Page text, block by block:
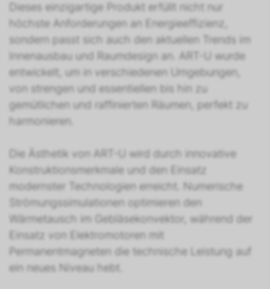
Dieses einzigartige Produkt erfüllt nicht nur
höchste Anforderungen an Energieeffizienz,
sondern passt sich auch den aktuellen Trends im
Innenausbau und Raumdesign an. ART-U wurde
entwickelt, um in verschiedenen Umgebungen,
von strengen und essentiellen bis hin zu
gemütlichen und raffinierten Räumen, perfekt zu
harmonieren.
Die Ästhetik von ART-U wird durch innovative
Konstruktionsmerkmale und den Einsatz
modernster Technologien erreicht. Numerische
Strömungssimulationen optimieren den
Wärmetausch im Gebläsekonvektor, während der
Einsatz von Elektromotoren mit
Permanentmagneten die technische Leistung auf
ein neues Niveau hebt.